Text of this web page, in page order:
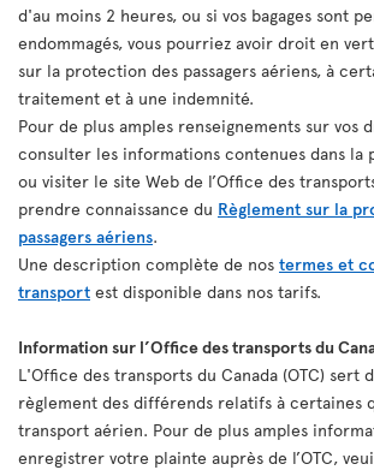
d'au moins 2 heures, ou si vos bagages sont
endommagés, vous pourriez avoir droit en
sur la protection des passagers aériens, à
traitement et à une indemnité.
Pour de plus amples renseignements sur vos
consulter les informations contenues dans la
ou visiter le site Web de l’Office des
prendre connaissance du Règlement sur la
passagers aériens.
Une description complète de nos termes et
transport est disponible dans nos tarifs.
Information sur l’Office des transports du
L'Office des transports du Canada (OTC) sert
règlement des différends relatifs à certaines
transport aérien. Pour de plus amples
enregistrer votre plainte auprès de l’OTC,